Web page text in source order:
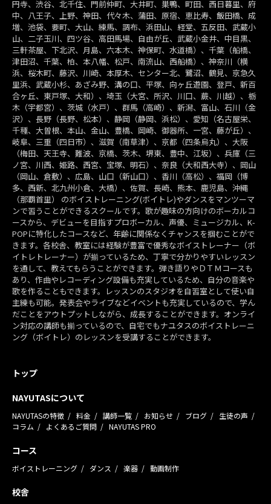
円寺、渋谷、北千住、門前仲町、大井町、巣鴨、町田、西日暮里、府
中、八王子、上野、神田、代々木、蒲田、原宿、恵比寿、飯田橋、成
増、池袋、要町、大山、練馬、調布、浜田山、経堂、五反田、武蔵小
山、二子玉川、四ツ谷、高田馬場、自由が丘、武蔵小金井、中目黒、
三軒茶屋、下北沢、月島、六本木、神保町、水道橋）、千葉（船橋、
津田沼、千葉、柏、本八幡、松戸、南流山、西船橋）、神奈川（横
浜、桜木町、藤沢、川崎、本厚木、センター北、鷺沼、鶴見、京急久
里浜、武蔵小杉、あざみ野、溝の口、平塚、向ヶ丘遊園、登戸、新百
合ヶ丘、東戸塚、大和）、埼玉（大宮、所沢、川口、蕨、川越）、栃
木（宇都宮）、茨城（水戸）、群馬（高崎）、新潟、富山、石川（金
沢）、長野（長野、松本）、静岡（静岡、浜松）、愛知（名古屋栄、
千種、大曽根、本山、金山、豊橋、岡崎、御器所、一宮、藤が丘）、
岐阜、三重（四日市）、滋賀（南草津）、京都（四条烏丸）、大阪
（梅田、天王寺、難波、京橋、茨木、堺東、豊中、江坂）、兵庫（三
ノ宮、川西、姫路、西宮、宝塚、明石）、奈良（大和西大寺）、岡山
（岡山、倉敷）、広島、山口（新山口）、香川（高松）、福岡（博
多、西新、北九州小倉、大橋）、佐賀、長崎、熊本、鹿児島、沖縄
（那覇首里） のボイストレーニング(ボイトレ)やダンスをマンツーマ
ンで習うことができるスクールです。歌が趣味の方向けのボーカルコ
ースから、デビューを目指すプロボーカル、声優、ミュージカル、K-
POPに特化したコースなど、年齢に関係なくチャンスを掴むことがで
きます。各校舎、教室には経験が豊富で優秀なボイストレーナー（ボ
イトレトレーナー）が揃っているため、丁寧で分かりやすいレッスン
を通して、教えてもらうことができます。弾き語りやＤＴＭコースも
あり、作曲やレコーディング設備も充実しているため、自分の音楽や
歌を作ることもできます。レッスンのスタジオを自習室として使い自
主練も可能。発表会やライブなどイベントも充実しているので、学ん
だことをアウトプットしながら、成長することができます。オンライ
ン対応の講師も揃っているので、自宅でもナユタスのボイストレーニ
ング（ボイトレ）のレッスンを受講することができます。
トップ
NAYUTASについて
NAYUTASの特徴 料金 講師一覧 お知らせ ブログ
生徒の声
コラム
よくあるご質問 NAYUTAS PRO
コース
ボイストレーニング ダンス 楽器 動画制作
校舎